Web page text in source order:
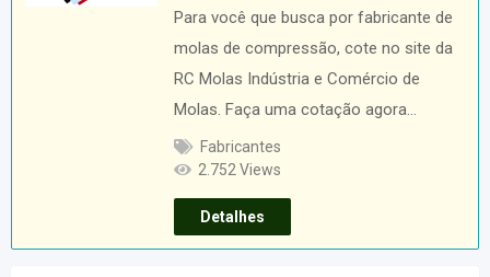
Para você que busca por fabricante de
molas de compressão, cote no site da
RC Molas Indústria e Comércio de
Molas. Faça uma cotação agora…
Fabricantes
2.752 Views
Detalhes